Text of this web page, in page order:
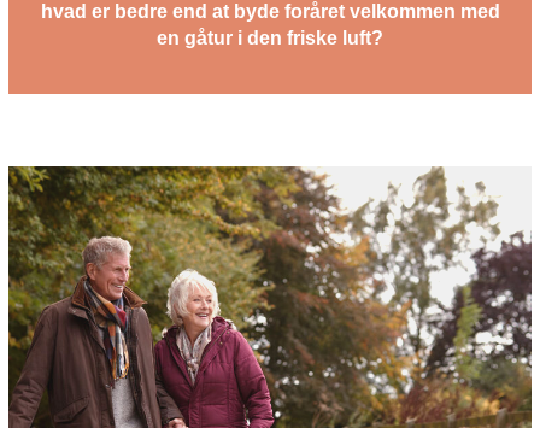
hvad er bedre end at byde foråret velkommen med
en gåtur i den friske luft?